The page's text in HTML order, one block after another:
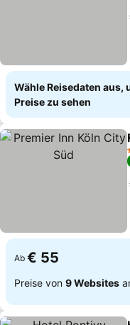
Wähle Reisedaten aus,
Preise zu sehen
Ab € 55
Preise von 9 Websites